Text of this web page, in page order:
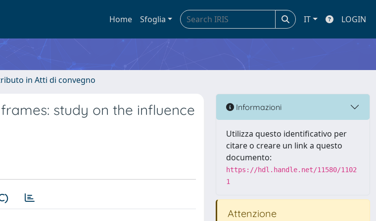
Home Sfoglia IT LOGIN
in Atti di convegno
study on the influence
Informazioni
Utilizza questo identificativo per
citare o creare un link a questo
documento:
https://hdl.handle.net/11580/1102
1
Attenzione